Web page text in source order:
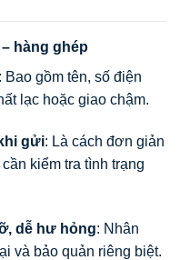
hàng ghép
: Bao gồm tên, số điện
lạc hoặc giao chậm.
gửi: Là cách đơn giản
kiểm tra tình trạng
dễ hư hỏng: Nhân
và bảo quản riêng biệt.